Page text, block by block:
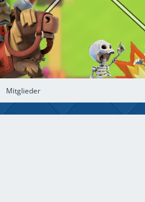
Mitglieder